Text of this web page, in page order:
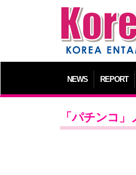
NEWS REPORT
「パチンコ